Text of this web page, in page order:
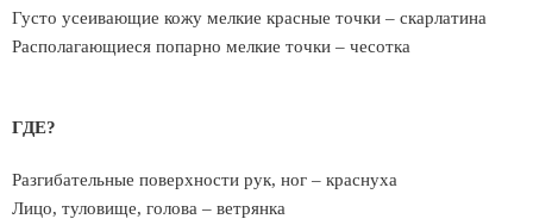
Густо усеивающие кожу мелкие красные точки – скарлатина
Располагающиеся попарно мелкие точки – чесотка
ГДЕ?
Разгибательные поверхности рук, ног – краснуха
Лицо, туловище, голова – ветрянка